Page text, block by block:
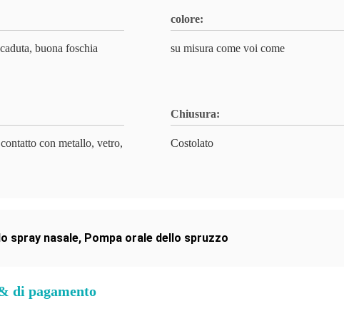
buona foschia
colore:
su misura come voi come
con metallo, vetro,
Chiusura:
Costolato
spray nasale, Pompa orale dello spruzzo
di pagamento